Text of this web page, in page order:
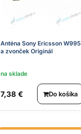
Anténa Sony Ericsson W995
a zvonček Originál
na sklade
7,38 € Do košíka